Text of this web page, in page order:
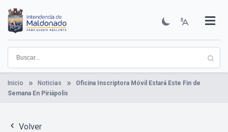
contenido
principal
Institucional
Municipios
Descubre Maldonado
Comunicación
Servicios
Guía De Trámites
Ver Noticias
Inicio Noticias
Oficina Inscriptora Móvil Estará Este Fin de
Semana En Piriápolis
Volver